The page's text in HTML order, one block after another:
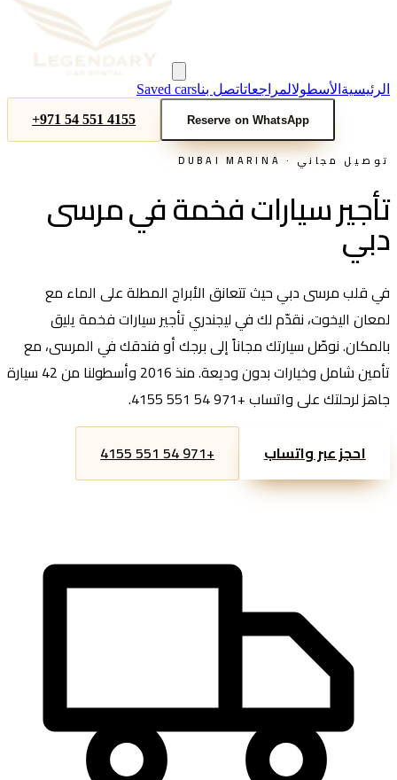
الرئيسية الأسطولالمراجعاتاتصل بناSaved cars
+971 54 551 4155
Reserve on WhatsApp
توصيل مجاني ·DUBAI MARINA
تأجير سيارات فخمة في مرسى
دبي
في قلب مرسى دبي حيث تتعانق الأبراج المطلة على الماء مع
لمعان اليخوت، نقدّم لك في ليجندري تأجير سيارات فخمة يليق
بالمكان. نوصّل سيارتك مجاناً إلى برجك أو فندقك في المرسى، مع
تأمين شامل وخيارات بدون وديعة. منذ 2016 وأسطولنا من 42 سيارة
جاهز لرحلتك على واتساب +971 54 551 4155.
احجز عبر واتساب +971 54 551 4155